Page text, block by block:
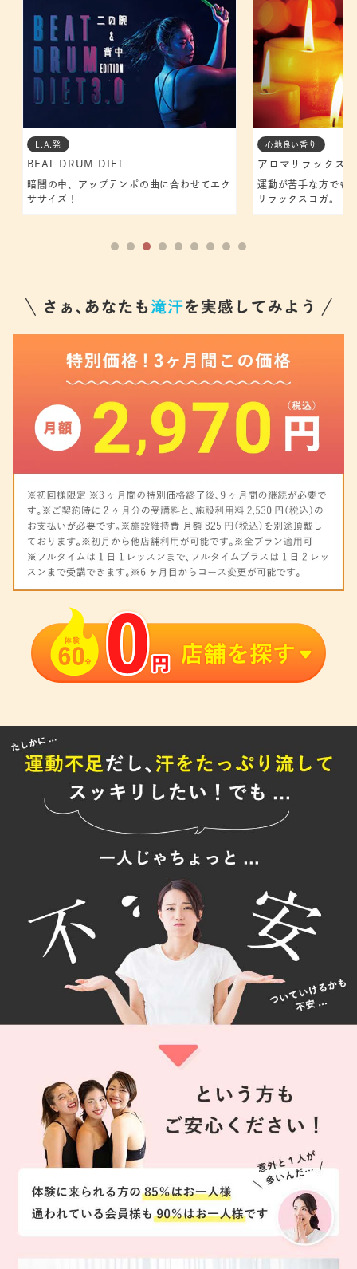
L.A.発
BEAT DRUM DIET
暗闇の中、アップテンポの曲に合わせてエク
ササイズ！
心地良い香り
アロマリラックス
運動が苦手な方でも
リラックスヨガ。